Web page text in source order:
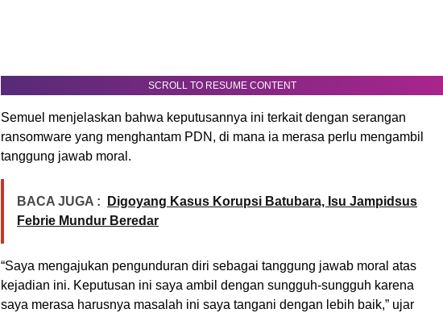
SCROLL TO RESUME CONTENT
Semuel menjelaskan bahwa keputusannya ini terkait dengan serangan
ransomware yang menghantam PDN, di mana ia merasa perlu mengambil
tanggung jawab moral.
BACA JUGA :
Digoyang Kasus Korupsi Batubara, Isu Jampidsus
Febrie Mundur Beredar
“Saya mengajukan pengunduran diri sebagai tanggung jawab moral atas
kejadian ini. Keputusan ini saya ambil dengan sungguh-sungguh karena
saya merasa harusnya masalah ini saya tangani dengan lebih baik,” ujar